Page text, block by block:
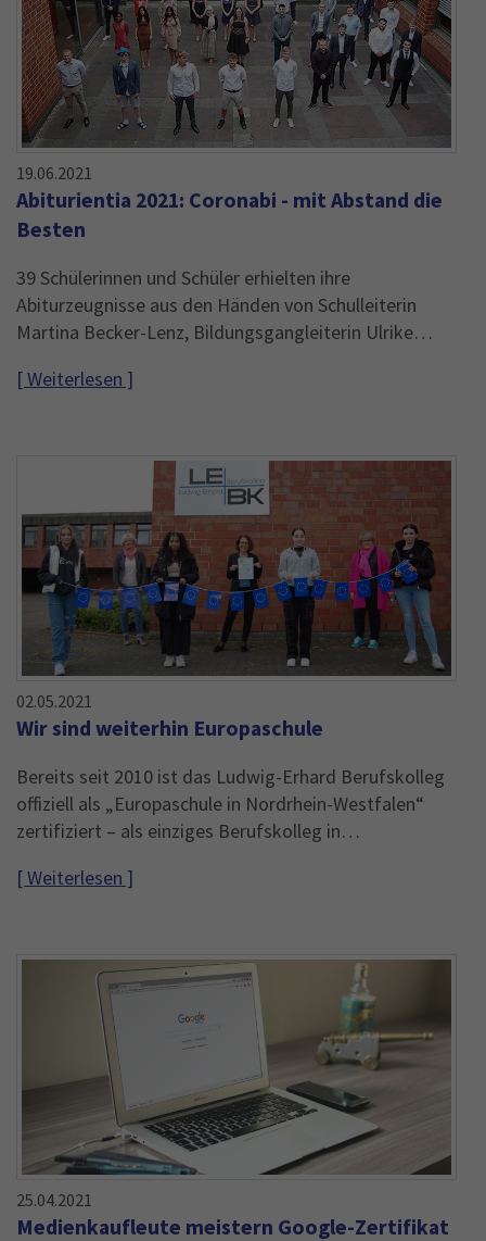
19.06.2021
Abiturientia 2021: Coronabi - mit Abstand die
Besten
39 Schülerinnen und Schüler erhielten ihre
Abiturzeugnisse aus den Händen von Schulleiterin
Martina Becker-Lenz, Bildungsgangleiterin Ulrike…
[ Weiterlesen ]
02.05.2021
Wir sind weiterhin Europaschule
Bereits seit 2010 ist das Ludwig-Erhard Berufskolleg
offiziell als „Europaschule in Nordrhein-Westfalen“
zertifiziert – als einziges Berufskolleg in…
[ Weiterlesen ]
25.04.2021
Medienkaufleute meistern Google-Zertifikat